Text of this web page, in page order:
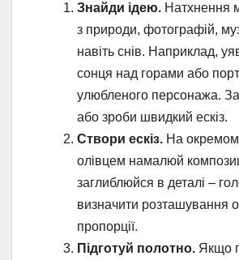
Знайди ідею. Натхнення
з природи, фотографій,
навіть снів. Наприклад,
сонця над горами або
улюбленого персонажа.
або зроби швидкий ескіз.
Створи ескіз. На
олівцем намалюй
заглиблюйся в деталі –
визначити розташування
пропорції.
Підготуй полотно. Якщо